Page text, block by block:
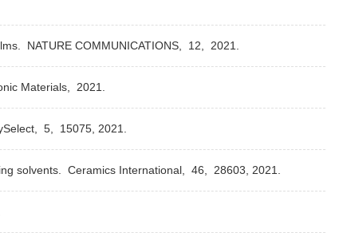
NATURE COMMUNICATIONS, 12, 2021.
Materials, 2021.
5, 15075, 2021.
solvents. Ceramics International, 46, 28603, 2021.